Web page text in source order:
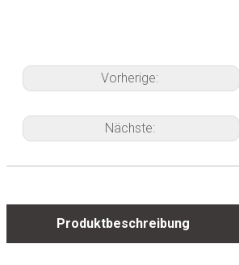
Vorherige:
Nächste:
Produktbeschreibung